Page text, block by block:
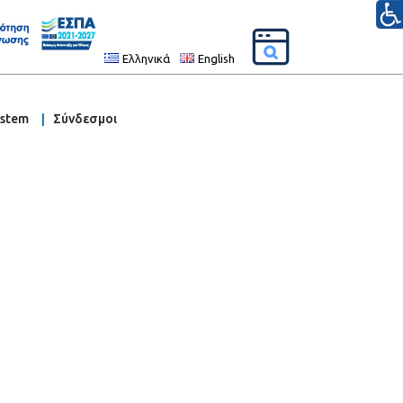
Ελληνικά English
Σύνδεσμοι